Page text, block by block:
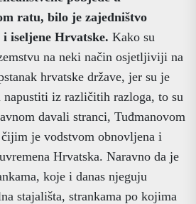
ratu, bilo je zajedništvo
i iseljene Hrvatske. Kako su
na neki način osjetljiviji na
hrvatske države, jer su je
iz različitih razloga, to su
davali stranci, Tuđmanovom
je vodstvom obnovljena i
Hrvatska. Naravno da je
koje i danas njeguju
stajališta, strankama po kojima